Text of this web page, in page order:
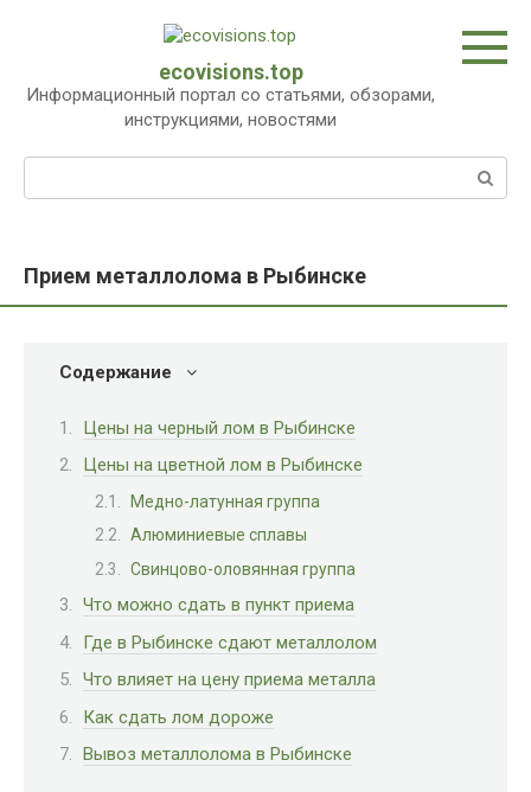
ecovisions.top
Информационный портал со статьями, обзорами,
инструкциями, новостями
Прием металлолома в Рыбинске
Содержание
Цены на черный лом в Рыбинске
Цены на цветной лом в Рыбинске
Медно-латунная группа
Алюминиевые сплавы
Свинцово-оловянная группа
Что можно сдать в пункт приема
Где в Рыбинске сдают металлолом
Что влияет на цену приема металла
Как сдать лом дороже
Вывоз металлолома в Рыбинске